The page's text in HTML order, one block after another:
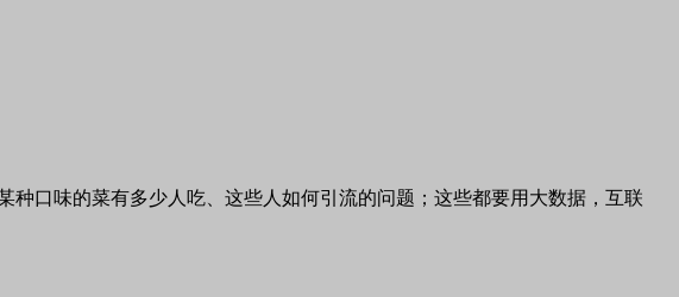
口味的菜有多少人吃、这些人如何引流的问题；这些都要用大数据，互联